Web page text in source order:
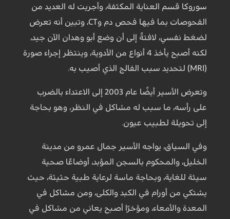
سوروكا قسم العناية المكثفة، وأجريت له العديد من
الفحوصات بما فيها فحص دم وCT، وتبين أنه تعرض
لضغط نفسي، لافتةً إلى أن وضع أبو وهدان الآن جيد،
لكنه أصبح يأخذ 4 أنواع من الأدوية، وينتظر إجراء صورة
(MRI) لتحديد سبب الفالج الذي أصيب به.
وتعرض الأسير أيضًا عام 2003 إلى الاعتداء بالضرب
على رأسه، ما سبب له مشاكل في النظر، وهو بحاجة
إلى تحويلة لطبيب عيون.
وفي السياق، يواجه الأسير جمال عمرو من مدينة
الخليل، والمحكوم بالسجن المؤبد، أوضاعًا صحية
سيئة للغاية، وبحاجة ماسة لرعاية طبية حثيثة، حيث
يشتكي من أورام في الكبد والكلى، ومن مشاكل في
المعدة والأمعاء، ومؤخرًا أصبح يعاني من مشاكل في